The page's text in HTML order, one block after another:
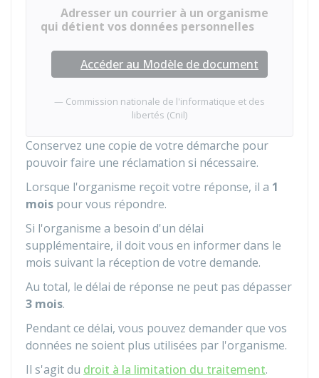
Adresser un courrier à un organisme
qui détient vos données personnelles
Accéder au Modèle de document
Commission nationale de l'informatique et des
libertés (Cnil)
Conservez une copie de votre démarche pour
pouvoir faire une réclamation si nécessaire.
Lorsque l'organisme reçoit votre réponse, il a 1
mois pour vous répondre.
Si l'organisme a besoin d'un délai
supplémentaire, il doit vous en informer dans le
mois suivant la réception de votre demande.
Au total, le délai de réponse ne peut pas dépasser
3 mois.
Pendant ce délai, vous pouvez demander que vos
données ne soient plus utilisées par l'organisme.
Il s'agit du droit à la limitation du traitement.